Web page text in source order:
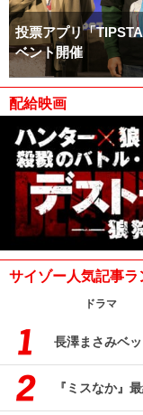
投票アプリ「
ベント開催
配給映画
サイゾー人気記事ラ
ドラマ
長澤まさみベ
『ミスなか』